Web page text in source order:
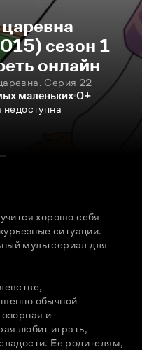
сезон 1
онлайн
Серия 22
маленьких 0+
недоступна
хорошо себя
ситуации.
мультсериал для
обычной
и
любит играть,
Ее родителям,